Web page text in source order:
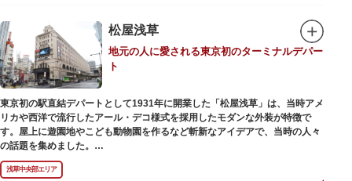
や、約300人が乗船可能なアメリカンな大型船など多種多様な船体も魅力。
目的や人数にあわせてコースや時間帯を選べるチャータークルーズも行われ
ています。
松屋浅草
地元の人に愛される東京初のターミナルデパー
ト
東京初の駅直結デパートとして1931年に開業した「松屋浅草」は、当時アメ
リカや西洋で流行したアール・デコ様式を採用したモダンな外装が特徴で
す。屋上に遊園地やこども動物園を作るなど斬新なアイデアで、当時の人々
の話題を集めました。
現在は、B1階から地上3階までが松屋浅草の売り場。2012年のリニューアル
で建設当時のシンボル・大時計も復活し、昭和の面影を残す百貨店は今でも
浅草中央部エリア